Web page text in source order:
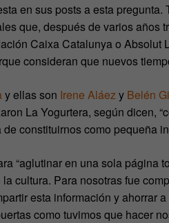
en sus posts a esta
que, después de varios años
Caixa Catalunya o Absolut
consideran que nuevos
y ellas son Irene Aláez y Belén
La Yogurtera, según dicen,
constituirnos como pequeña
“aglutinar en una sola página
cultura. Para nosotras fue
esta información y ahorrar
como tuvimos que hacer